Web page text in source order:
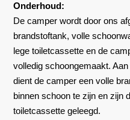
Onderhoud:
De camper wordt door ons
brandstoftank, volle
lege toiletcassette en de
volledig schoongemaakt.
dient de camper een volle
binnen schoon te zijn en zijn
toiletcassette geleegd.